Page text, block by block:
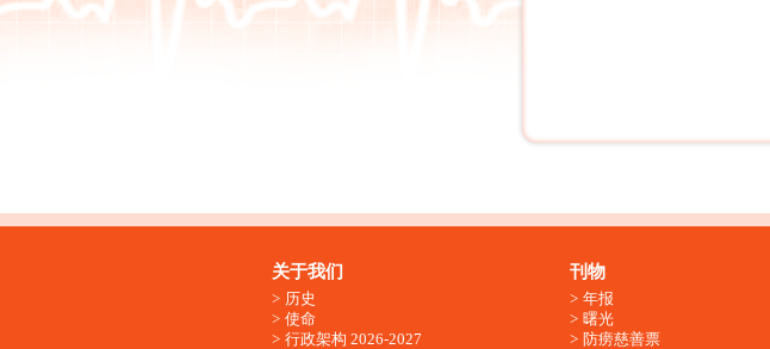
关于我们
历史
使命
行政架构 2026-2027
刊物
年报
曙光
防痨慈善票